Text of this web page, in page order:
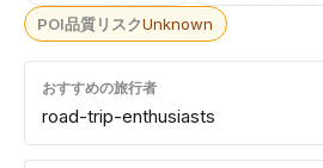
POI品質リスクUnknown
おすすめの旅行者
road-trip-enthusiasts